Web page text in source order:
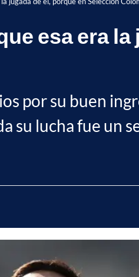
esa era
por su buen
su lucha fue un